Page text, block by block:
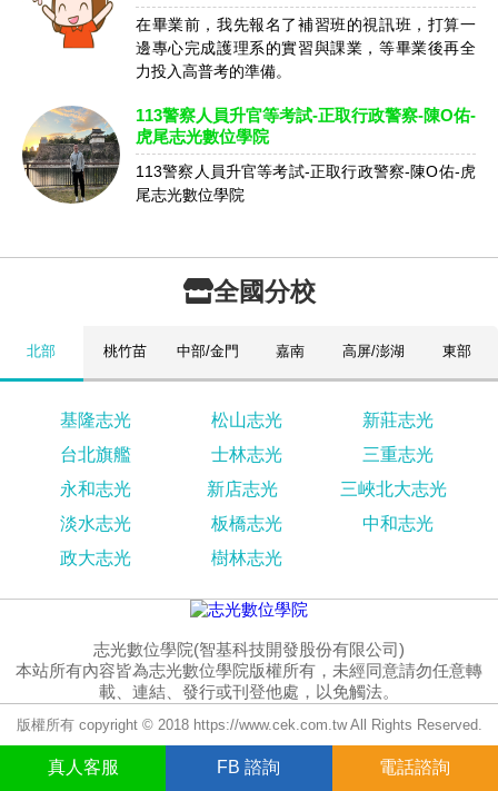
真人 客服 FB 諮詢 電話諮詢
在畢業前，我先報名了補習班的視訊班，打算一
邊專心完成護理系的實習與課業，等畢業後再全
力投入高普考的準備。
113警察人員升官等考試-正取行政警察-陳O佑-
虎尾志光數位學院
113警察人員升官等考試-正取行政警察-陳O佑-虎
尾志光數位學院
全國分校
北部 桃竹苗 中部/金門 嘉南 高屏/澎湖 東部
基隆志光 松山志光
新莊志光
台北旗艦
士林志光
三重志光
永和志光
新店志光
三峽北大志光
淡水志光
板橋志光
中和志光
政大志光
樹林志光
志光數位學院(智基科技開發股份有限公司)
本站所有內容皆為志光數位學院版權所有，未經同意請勿任意轉
載、連結、發行或刊登他處，以免觸法。
版權所有 copyright © 2018 https://www.cek.com.tw All Rights Reserved.